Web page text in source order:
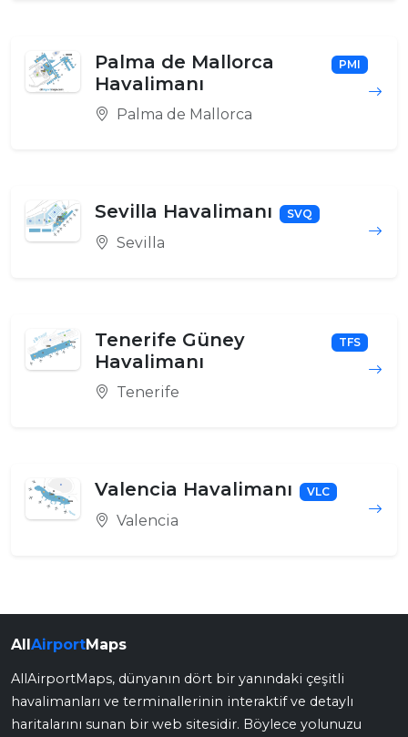
Palma de Mallorca
Havalimanı
PMI
Palma de Mallorca
Sevilla Havalimanı SVQ
Sevilla
Tenerife Güney
Havalimanı
TFS
Tenerife
Valencia Havalimanı VLC
Valencia
All AirportMaps
AllAirportMaps, dünyanın dört bir yanındaki çeşitli
havalimanları ve terminallerinin interaktif ve detaylı
haritalarını sunan bir web sitesidir. Böylece yolunuzu